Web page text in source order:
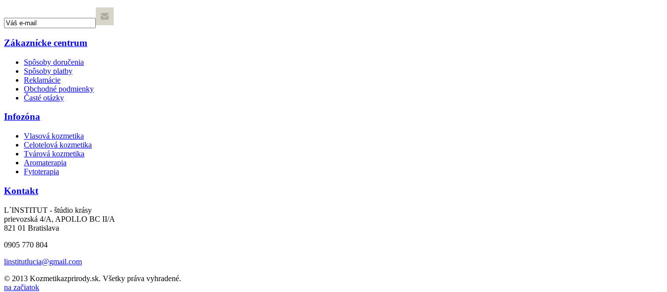
Zákaznícke centrum
Spôsoby doručenia
Spôsoby platby
Reklamácie
Obchodné podmienky
Časté otázky
Infozóna
Vlasová kozmetika
Celotelová kozmetika
Tvárová kozmetika
Aromaterapia
Fytoterapia
Kontakt
L´INSTITUT - štúdio krásy
prievozská 4/A, APOLLO BC II/A
821 01 Bratislava
0905 770 804
linstitutlucia@gmail.com
© 2013 Kozmetikazprirody.sk. Všetky práva vyhradené.
na začiatok